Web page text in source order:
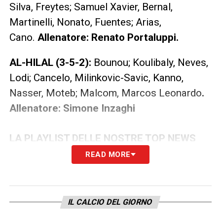
Silva, Freytes; Samuel Xavier, Bernal,
Martinelli, Nonato, Fuentes; Arias,
Cano. Allenatore: Renato Portaluppi.
AL-HILAL (3-5-2): Bounou; Koulibaly, Neves,
Lodi; Cancelo, Milinkovic-Savic, Kanno,
Nasser, Moteb; Malcom, Marcos Leonardo.
Allenatore: Simone Inzaghi
LA PLAYLIST DELLE NOSTRE TOP NEWS
READ MORE
IL CALCIO DEL GIORNO